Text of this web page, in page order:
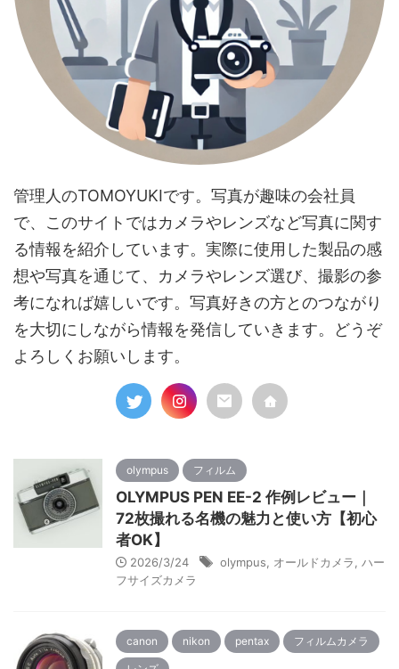
管理人のTOMOYUKIです。写真が趣味の会社員
で、このサイトではカメラやレンズなど写真に関す
る情報を紹介しています。実際に使用した製品の感
想や写真を通じて、カメラやレンズ選び、撮影の参
考になれば嬉しいです。写真好きの方とのつながり
を大切にしながら情報を発信していきます。どうぞ
よろしくお願いします。
olympus フィルム
OLYMPUS PEN EE-2 作例レビュー｜
72枚撮れる名機の魅力と使い方【初心
者OK】
2026/3/24 olympus オールドカメラ
ハー
フサイズカメラ
canon nikon pentax フィルムカメラ